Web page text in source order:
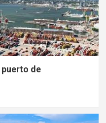
puerto de